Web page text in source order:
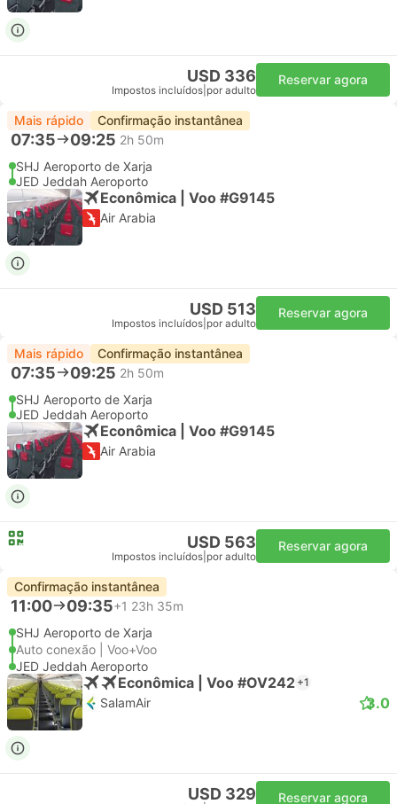
USD 336
Impostos incluídos por adulto
Reservar agora
Mais rápido Confirmação instantânea
07:35 09:25 2h 50m
SHJ Aeroporto de Xarja
JED Jeddah Aeroporto
Econômica | Voo #G9145
Air Arabia
USD 513
Impostos incluídos por adulto
Reservar agora
Mais rápido Confirmação instantânea
07:35 09:25 2h 50m
SHJ Aeroporto de Xarja
JED Jeddah Aeroporto
Econômica | Voo #G9145
Air Arabia
USD 563
Impostos incluídos por adulto
Reservar agora
Confirmação instantânea
11:00 09:35+1 23h 35m
SHJ Aeroporto de Xarja
Auto conexão | Voo+Voo
JED Jeddah Aeroporto
Econômica | Voo #OV242 +1
SalamAir 3.0
USD 329 Reservar agora